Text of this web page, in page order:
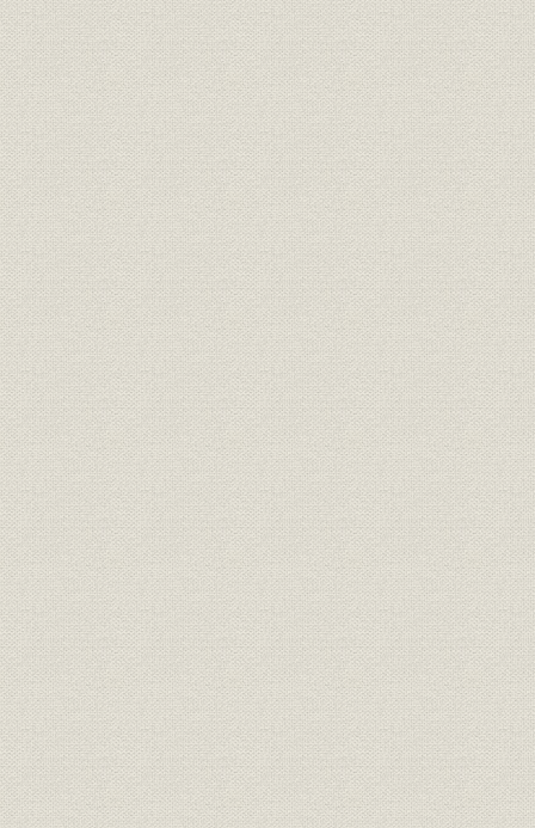
技術
21世紀への架け橋 1990●平成2
年→平成9年●1997
平成2年
年)
設備;催し
21世紀への架け橋 1990●平成2
年→平成9年●1997
平成9年